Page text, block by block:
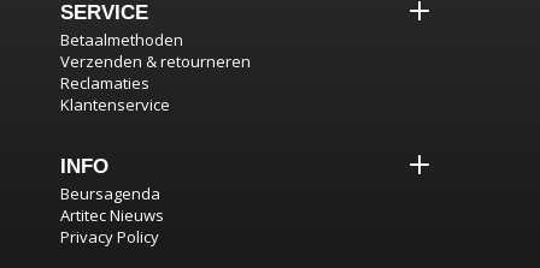
SERVICE
Betaalmethoden
Verzenden & retourneren
Reclamaties
Klantenservice
INFO
Beursagenda
Artitec Nieuws
Privacy Policy